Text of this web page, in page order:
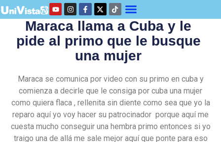
Maraca llama a Cuba y le
pide al primo que le busque
una mujer
Maraca se comunica por video con su primo en cuba y
comienza a decirle que le consiga por cuba una mujer
como quiera flaca , rellenita sin diente como sea que yo la
reparo aquí yo voy hacer su patrocinador porque aquí me
cuesta mucho conseguir una hembra primo entonces si yo
traigo una de allá me sale mejor aquí que ponte para eso